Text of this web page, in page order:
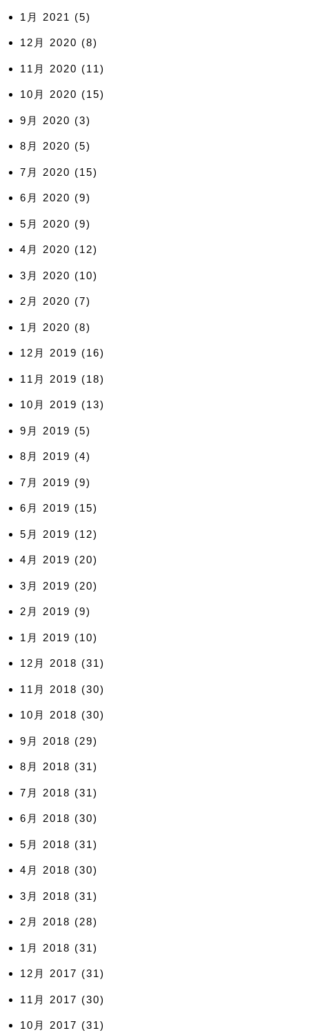
1月 2021 (5)
12月 2020 (8)
11月 2020 (11)
10月 2020 (15)
9月 2020 (3)
8月 2020 (5)
7月 2020 (15)
6月 2020 (9)
5月 2020 (9)
4月 2020 (12)
3月 2020 (10)
2月 2020 (7)
1月 2020 (8)
12月 2019 (16)
11月 2019 (18)
10月 2019 (13)
9月 2019 (5)
8月 2019 (4)
7月 2019 (9)
6月 2019 (15)
5月 2019 (12)
4月 2019 (20)
3月 2019 (20)
2月 2019 (9)
1月 2019 (10)
12月 2018 (31)
11月 2018 (30)
10月 2018 (30)
9月 2018 (29)
8月 2018 (31)
7月 2018 (31)
6月 2018 (30)
5月 2018 (31)
4月 2018 (30)
3月 2018 (31)
2月 2018 (28)
1月 2018 (31)
12月 2017 (31)
11月 2017 (30)
10月 2017 (31)